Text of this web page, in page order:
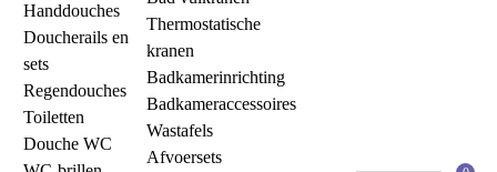
Handdouches
Doucherails en
sets
Regendouches
Toiletten
Douche WC
Thermostatische
kranen
Badkamerinrichting
Badkameraccessoires
Wastafels
Afvoersets